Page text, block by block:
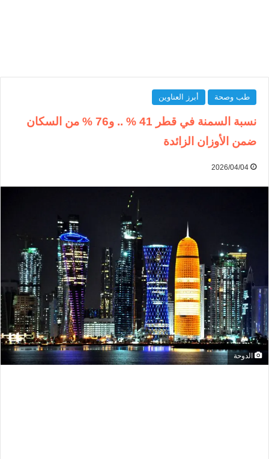
طب وصحة أبرز العناوين
نسبة السمنة في قطر 41 % .. و76 % من السكان
ضمن الأوزان الزائدة
2026/04/04
الدوحة